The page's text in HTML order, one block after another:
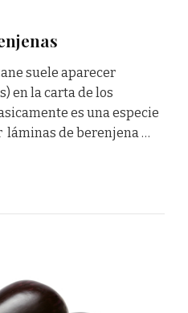
suele aparecer
en la carta de los
es una especie
láminas de berenjena …